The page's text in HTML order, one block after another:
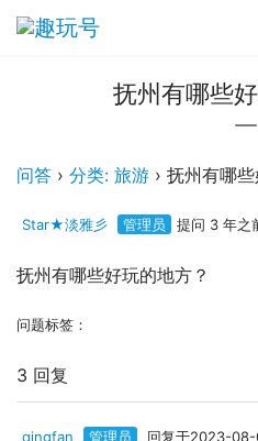
抚州有哪些
问答 › 分类: 旅游 › 抚州有哪
Star★淡雅彡 管理员 提问 3 年之
抚州有哪些好玩的地方？
问题标签：
3 回复
qingfan 管理员 回复于2023-